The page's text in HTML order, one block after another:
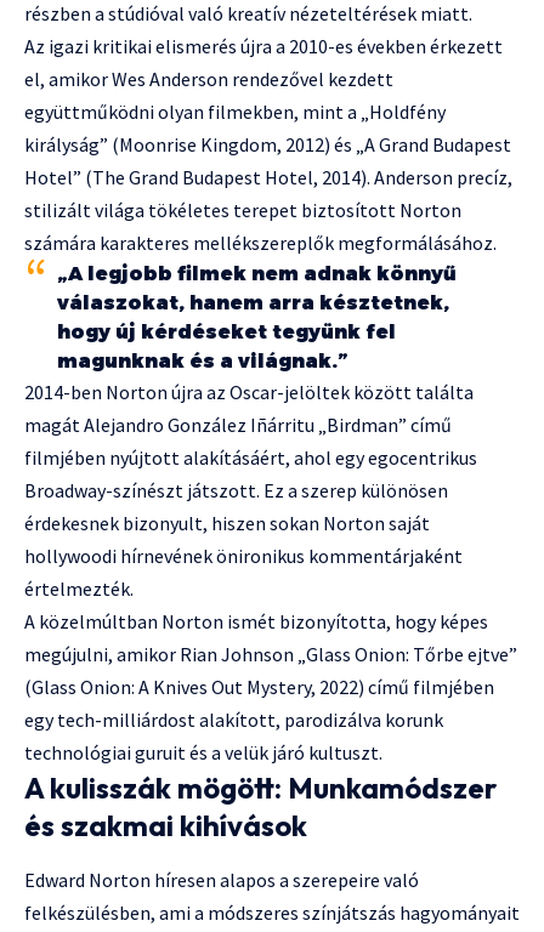
részben a stúdióval való kreatív nézeteltérések miatt.
Az igazi kritikai elismerés újra a 2010-es években érkezett
el, amikor Wes Anderson rendezővel kezdett
együttműködni olyan filmekben, mint a „Holdfény
királyság” (Moonrise Kingdom, 2012) és „A Grand Budapest
Hotel” (The Grand Budapest Hotel, 2014). Anderson precíz,
stilizált világa tökéletes terepet biztosított Norton
számára karakteres mellékszereplők megformálásához.
„A legjobb filmek nem adnak könnyű
válaszokat, hanem arra késztetnek,
hogy új kérdéseket tegyünk fel
magunknak és a világnak.”
2014-ben Norton újra az Oscar-jelöltek között találta
magát Alejandro González Iñárritu „Birdman” című
filmjében nyújtott alakításáért, ahol egy egocentrikus
Broadway-színészt játszott. Ez a szerep különösen
érdekesnek bizonyult, hiszen sokan Norton saját
hollywoodi hírnevének önironikus kommentárjaként
értelmezték.
A közelmúltban Norton ismét bizonyította, hogy képes
megújulni, amikor Rian Johnson „Glass Onion: Tőrbe ejtve”
(Glass Onion: A Knives Out Mystery, 2022) című filmjében
egy tech-milliárdost alakított, parodizálva korunk
technológiai guruit és a velük járó kultuszt.
A kulisszák mögött: Munkamódszer
és szakmai kihívások
Edward Norton híresen alapos a szerepeire való
felkészülésben, ami a módszeres színjátszás hagyományait